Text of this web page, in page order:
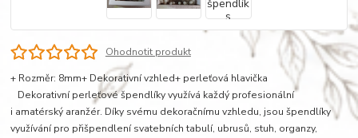
Ohodnotit produkt
+ Rozměr: 8mm+ Dekorativní vzhled+ perleťová hlavička
Dekorativní perleťové špendlíky využívá každý profesionální
i amatérský aranžér. Díky svému dekoračnímu vzhledu, jsou špendlíky
využívání pro přišpendlení svatebních tabulí, ubrusů, stuh, organzy,